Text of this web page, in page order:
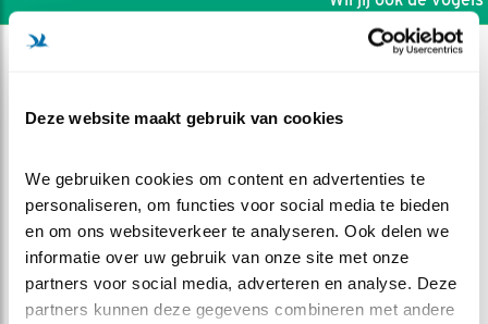
Deze website maakt gebruik van cookies
We gebruiken cookies om content en advertenties te
personaliseren, om functies voor social media te bieden
en om ons websiteverkeer te analyseren. Ook delen we
informatie over uw gebruik van onze site met onze
partners voor social media, adverteren en analyse. Deze
partners kunnen deze gegevens combineren met andere